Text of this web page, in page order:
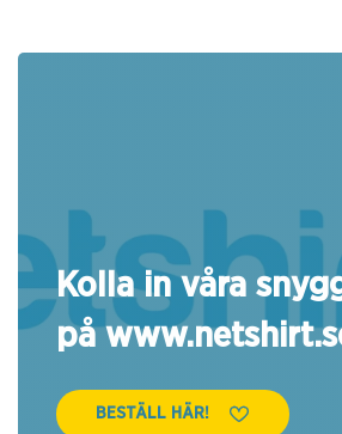
Kolla in våra
på
BESTÄLL HÄR!